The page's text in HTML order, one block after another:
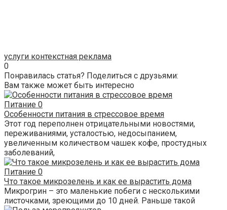
услуги контекстная реклама
0
Понравилась статья? Поделиться с друзьями:
Вам также может быть интересно
Питание 0
Особенности питания в стрессовое время
Этот год переполнен отрицательными новостями,
переживаниями, усталостью, недосыпанием,
увеличенным количеством чашек кофе, простудных
заболеваний,
Питание 0
Что такое микрозелень и как ее вырастить дома
Микрогрин – это маленькие побеги с несколькими
листочками, зреющими до 10 дней. Раньше такой